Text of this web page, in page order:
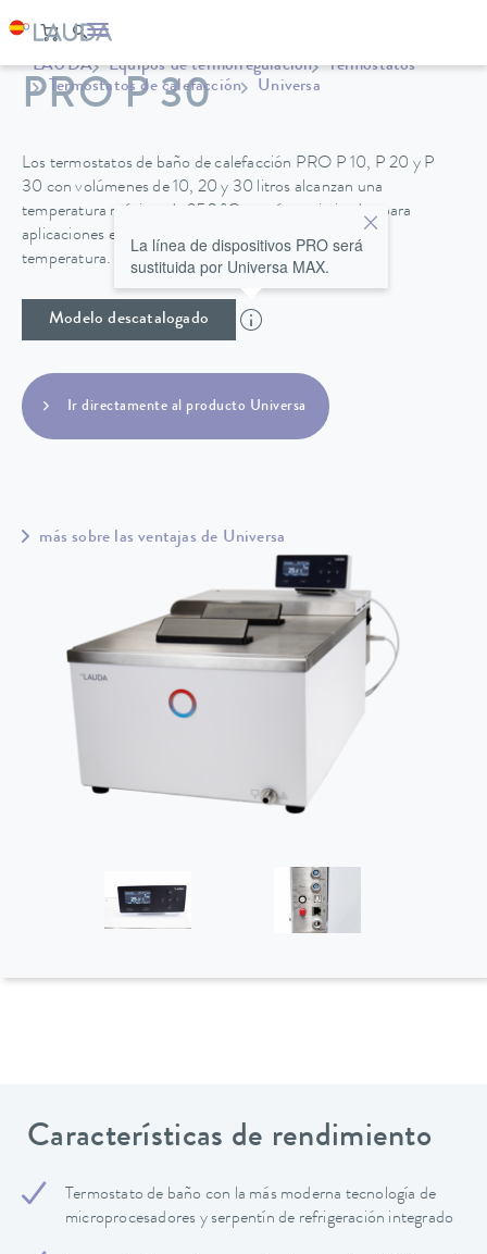
LAUDA Equipos de termorregulación
Termostatos
Termostatos de calefacción
Universa
PRO P 30
Los termostatos de baño de calefacción PRO P 10, P 20 y P
30 con volúmenes de 10, 20 y 30 litros alcanzan una
temperatura máxima de 250 °C y están optimizados para
aplicaciones en el baño con muy buena estabilidad de
temperatura.
Modelo descatalogado
La línea de dispositivos PRO será
sustituida por Universa MAX.
Ir directamente al producto Universa
más sobre las ventajas de Universa
Características de rendimiento
Termostato de baño con la más moderna tecnología de
microprocesadores y serpentín de refrigeración integrado